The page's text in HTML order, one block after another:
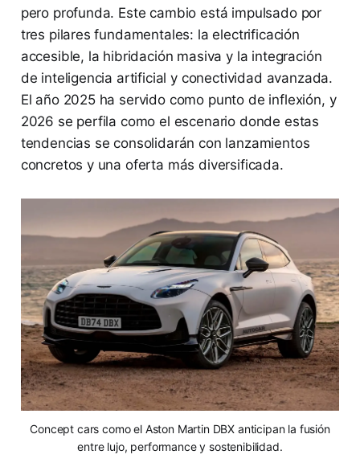
pero profunda. Este cambio está impulsado por
tres pilares fundamentales: la electrificación
accesible, la hibridación masiva y la integración
de inteligencia artificial y conectividad avanzada.
El año 2025 ha servido como punto de inflexión, y
2026 se perfila como el escenario donde estas
tendencias se consolidarán con lanzamientos
concretos y una oferta más diversificada.
Concept cars como el Aston Martin DBX anticipan la fusión
entre lujo, performance y sostenibilidad.